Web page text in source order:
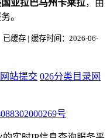
亚拉巴马州卡莱拉，由
。
缓存 | 缓存时间：2026-06-
站提交 026分类目录网
号